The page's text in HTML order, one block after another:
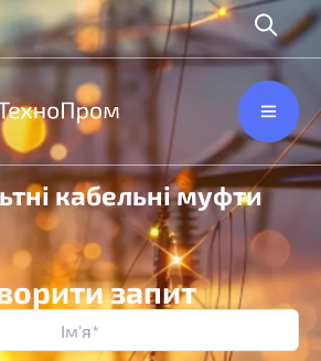
кабельні муфти
запит